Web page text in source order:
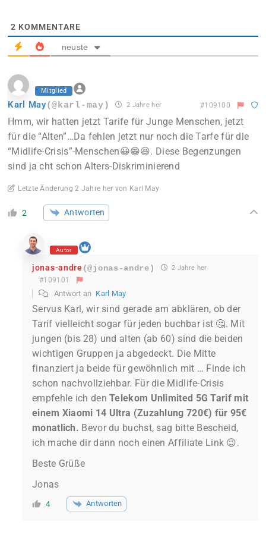
2 KOMMENTARE
neuste
Mitglied
Karl May(@karl-may) 2 Jahre her #109100
Hmm, wir hatten jetzt Tarife für Junge Menschen, jetzt
für die “Alten”…Da fehlen jetzt nur noch die Tarfe für die
“Midlife-Crisis”-Menschen😀😁😆. Diese Begenzungen
sind ja cht schon Alters-Diskriminierend
Letzte Änderung 2 Jahre her von Karl May
2 Antworten
Autor
jonas-andre(@jonas-andre) 2 Jahre her
#109101
Antwort an Karl May
Servus Karl, wir sind gerade am abklären, ob der
Tarif vielleicht sogar für jeden buchbar ist 🤔. Mit
jungen (bis 28) und alten (ab 60) sind die beiden
wichtigen Gruppen ja abgedeckt. Die Mitte
finanziert ja beide für gewöhnlich mit … Finde ich
schon nachvollziehbar. Für die Midlife-Crisis
empfehle ich denTelekom Unlimited 5G Tarif mit
einem Xiaomi 14 Ultra (Zuzahlung 720€) für 95€
monatlich. Bevor du buchst, sag bitte Bescheid,
ich mache dir dann noch einen Affiliate Link 😉.
Beste Grüße
Jonas
4 Antworten